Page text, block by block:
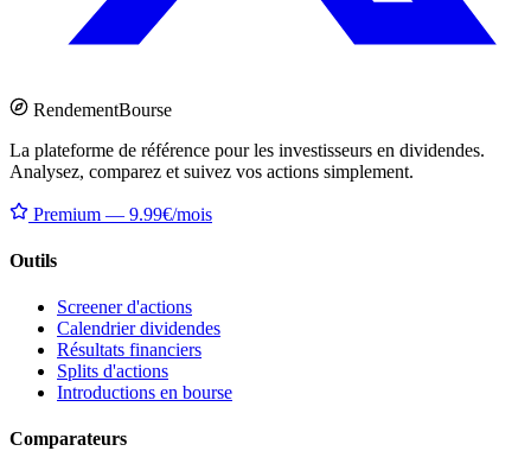
RendementBourse
La plateforme de référence pour les investisseurs en dividendes.
Analysez, comparez et suivez vos actions simplement.
Premium — 9.99€/mois
Outils
Screener d'actions
Calendrier dividendes
Résultats financiers
Splits d'actions
Introductions en bourse
Comparateurs